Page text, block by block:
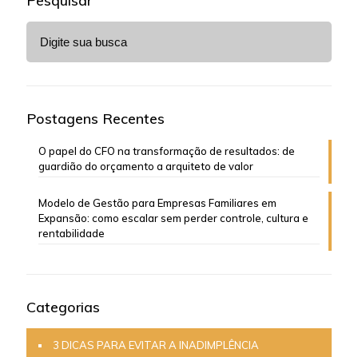
Postagens Recentes
O papel do CFO na transformação de resultados: de
guardião do orçamento a arquiteto de valor
Modelo de Gestão para Empresas Familiares em
Expansão: como escalar sem perder controle, cultura e
rentabilidade
Categorias
3 DICAS PARA EVITAR A INADIMPLÊNCIA